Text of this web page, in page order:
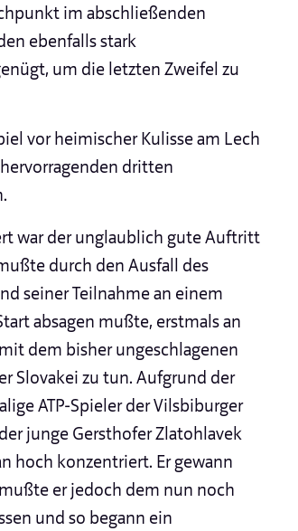
im abschließenden
ebenfalls stark
um die letzten Zweifel zu
vor heimischer Kulisse am Lech
dritten
war der unglaublich gute Auftritt
durch den Ausfall des
seiner Teilnahme an einem
absagen mußte, erstmals an
dem bisher ungeschlagenen
Slovakei zu tun. Aufgrund der
ATP-Spieler der Vilsbiburger
junge Gersthofer Zlatohlavek
hoch konzentriert. Er gewann
er jedoch dem nun noch
und so begann ein